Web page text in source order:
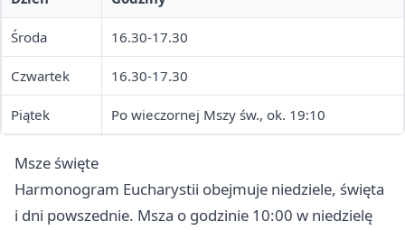
Środa 16.30-17.30
Czwartek 16.30-17.30
Piątek Po wieczornej Mszy św., ok. 19:10
Msze święte
Harmonogram Eucharystii obejmuje niedziele, święta
i dni powszednie. Msza o godzinie 10:00 w niedzielę